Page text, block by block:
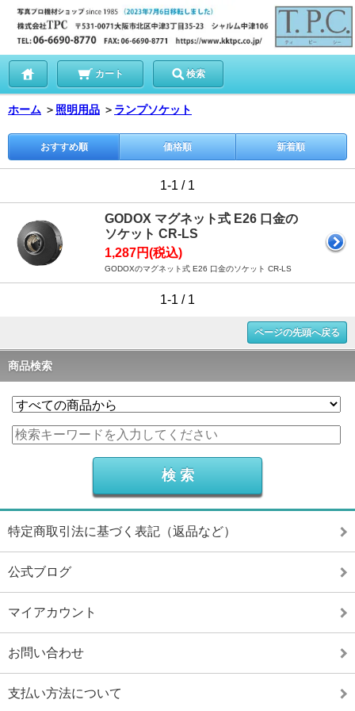
カート 検索
ホーム ＞ 照明用品 ＞ ランプソケット
おすすめ順 価格順 新着順
1-1 / 1
GODOX マグネット式 E26 口金の
ソケット CR-LS
1,287円(税込)
GODOXのマグネット式 E26 口金のソケット CR-LS
1-1 / 1
ページの先頭へ戻る
商品検索
特定商取引法に基づく表記（返品など）
公式ブログ
マイアカウント
お問い合わせ
支払い方法について